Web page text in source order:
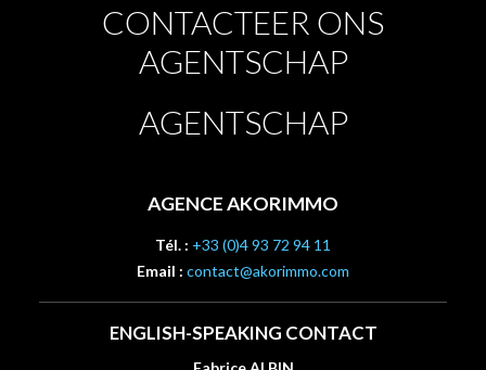
CONTACTEER ONS
AGENTSCHAP
AGENTSCHAP
AGENCE AKORIMMO
Tél. : +33 (0)4 93 72 94 11
Email : contact@akorimmo.com
ENGLISH-SPEAKING CONTACT